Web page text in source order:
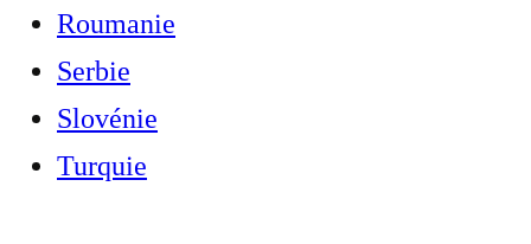
Roumanie
Serbie
Slovénie
Turquie